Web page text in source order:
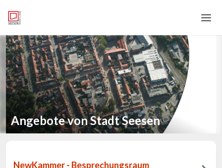
Home
Login
Sprache
Hilfe & Info
Angebote von Stadt Seesen
NewKammer - Besprechungsraum